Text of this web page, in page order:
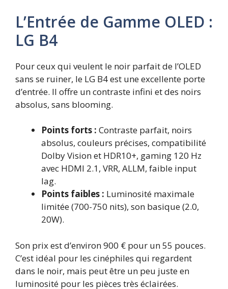
L’Entrée de Gamme OLED :
LG B4
Pour ceux qui veulent le noir parfait de l’OLED
sans se ruiner, le LG B4 est une excellente porte
d’entrée. Il offre un contraste infini et des noirs
absolus, sans blooming.
Points forts : Contraste parfait, noirs
absolus, couleurs précises, compatibilité
Dolby Vision et HDR10+, gaming 120 Hz
avec HDMI 2.1, VRR, ALLM, faible input
lag.
Points faibles : Luminosité maximale
limitée (700-750 nits), son basique (2.0,
20W).
Son prix est d’environ 900 € pour un 55 pouces.
C’est idéal pour les cinéphiles qui regardent
dans le noir, mais peut être un peu juste en
luminosité pour les pièces très éclairées.